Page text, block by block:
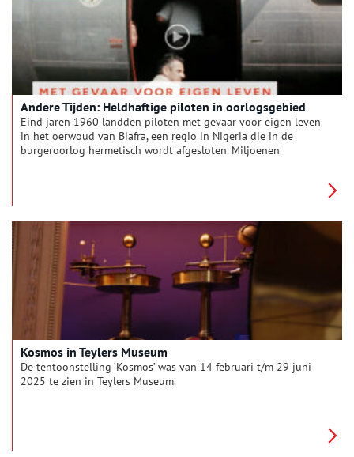
Andere Tijden: Heldhaftige piloten in oorlogsgebied
Eind jaren 1960 landden piloten met gevaar voor eigen leven
in het oerwoud van Biafra, een regio in Nigeria die in de
burgeroorlog hermetisch wordt afgesloten. Miljoenen
Kosmos in Teylers Museum
De tentoonstelling ‘Kosmos’ was van 14 februari t/m 29 juni
2025 te zien in Teylers Museum.